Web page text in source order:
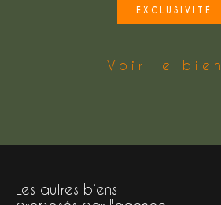
EXCLUSIVITÉ
Voir le bien
Les autres biens